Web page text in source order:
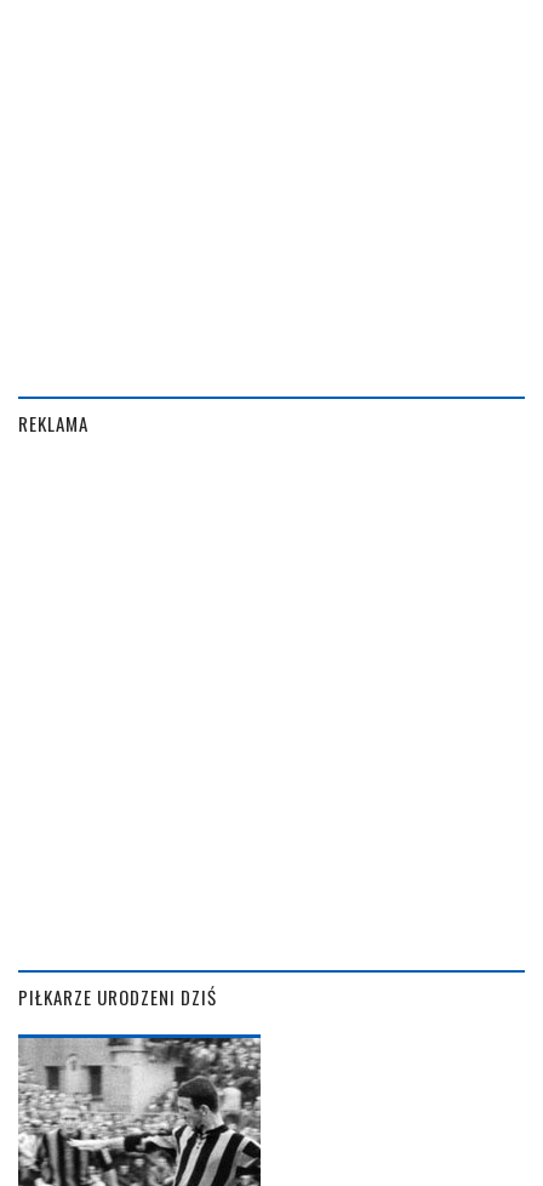
REKLAMA
PIŁKARZE URODZENI DZIŚ